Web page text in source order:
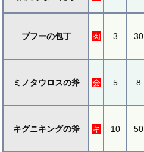
ブフーの包丁 肉 3 30
ミノタウロスの斧 会 5 8
キグニキングの斧 キ 10 50